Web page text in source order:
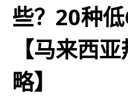
些？20种
【马来西
略】